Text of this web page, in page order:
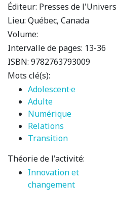
Éditeur: Presses de
Lieu: Québec, Canada
Volume:
Intervalle de pages: 13-36
ISBN: 9782763793009
Mots clé(s):
Adolescent·e
Adulte
Numérique
Relations
Transition
Théorie de l'activité:
Innovation et
changement